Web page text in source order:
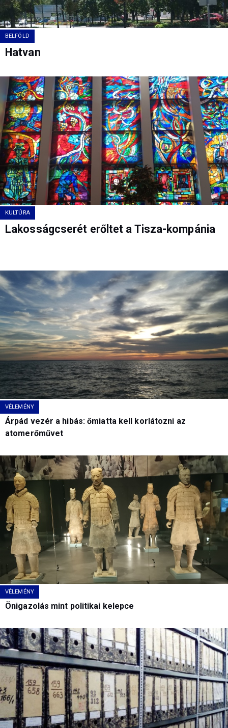
BELFÖLD
Hatvan
KULTÚRA
Lakosságcserét erőltet a Tisza-kompánia
VÉLEMÉNY
Árpád vezér a hibás: őmiatta kell korlátozni az
atomerőművet
VÉLEMÉNY
Önigazolás mint politikai kelepce